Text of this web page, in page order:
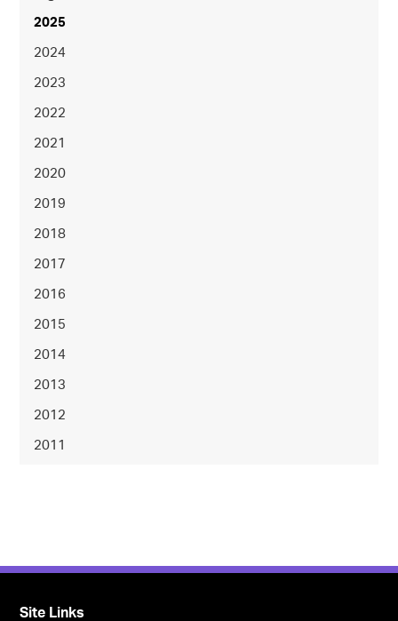
2025
2024
2023
2022
2021
2020
2019
2018
2017
2016
2015
2014
2013
2012
2011
Site Links